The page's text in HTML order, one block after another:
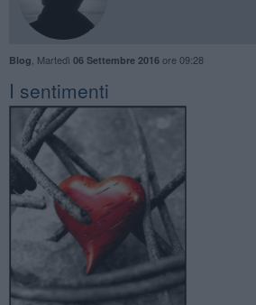
Blog Martedì 06 Settembre 2016ore 09:28
I sentimenti